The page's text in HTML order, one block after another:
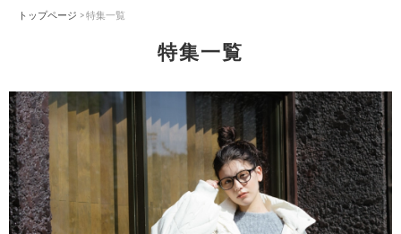
トップページ >特集一覧
特集一覧